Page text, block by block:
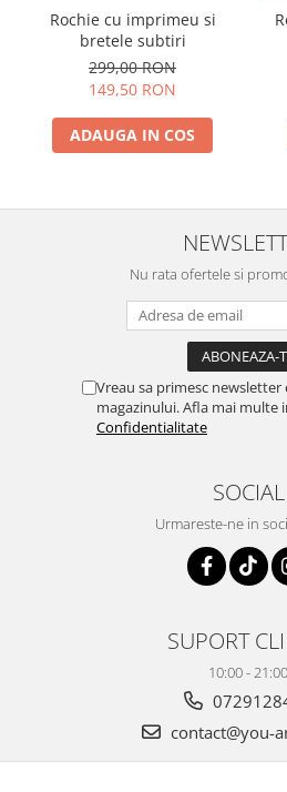
Rochie cu imprimeu si
bretele subtiri
299,00 RON
149,50 RON
ADAUGA IN COS
Nu rata ofertele si
Vreau sa primesc
magazinului. Afla mai multe
Confidentialitate
SOCIAL
Urmareste-ne in
SUPORT
10:00 - 21:00
contact@you-